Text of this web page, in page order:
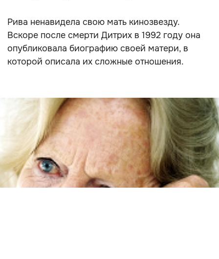
Рива ненавидела свою мать кинозвезду.
Вскоре после смерти Дитрих в 1992 году она
опубликовала биографию своей матери, в
которой описала их сложные отношения.